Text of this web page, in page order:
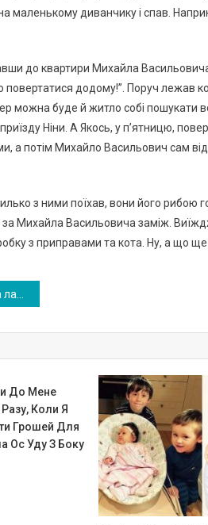
маленькому диванчику і спав.
до квартири Михайла
повертатися додому!”. Поруч лежав
можна буде й житло собі пошукати
Ніни. А Якось, у п’ятницю,
а потім Михайло Васильович сам
з ними поїхав, вони його
Михайла Васильовича заміж.
з приправами та кота. Ну, а що
дивовижне
До Мене
Коли Я
Грошей Для
Ос Уду З Боку